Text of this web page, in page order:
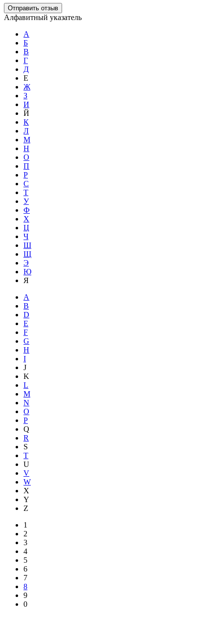
Отправить отзыв
Алфавитный указатель
А
Б
В
Г
Д
Е
Ж
З
И
Й
К
Л
М
Н
О
П
Р
С
Т
У
Ф
Х
Ц
Ч
Ш
Щ
Э
Ю
Я
A
B
D
E
F
G
H
I
J
K
L
M
N
O
P
Q
R
S
T
U
V
W
X
Y
Z
1
2
3
4
5
6
7
8
9
0